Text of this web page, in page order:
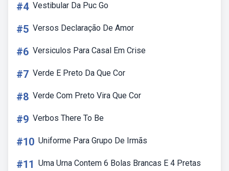
#4 Vestibular Da Puc Go
#5 Versos Declaração De Amor
#6 Versiculos Para Casal Em Crise
#7 Verde E Preto Da Que Cor
#8 Verde Com Preto Vira Que Cor
#9 Verbos There To Be
#10 Uniforme Para Grupo De Irmãs
#11 Uma Urna Contem 6 Bolas Brancas E 4 Pretas